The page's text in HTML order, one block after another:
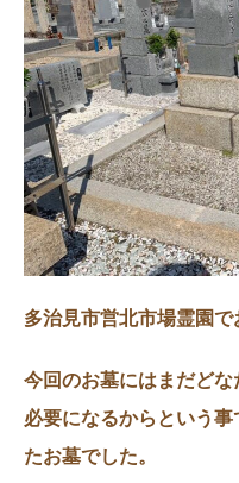
多治見市営北市場霊園で
今回のお墓にはまだど
必要になるからという
たお墓でした。